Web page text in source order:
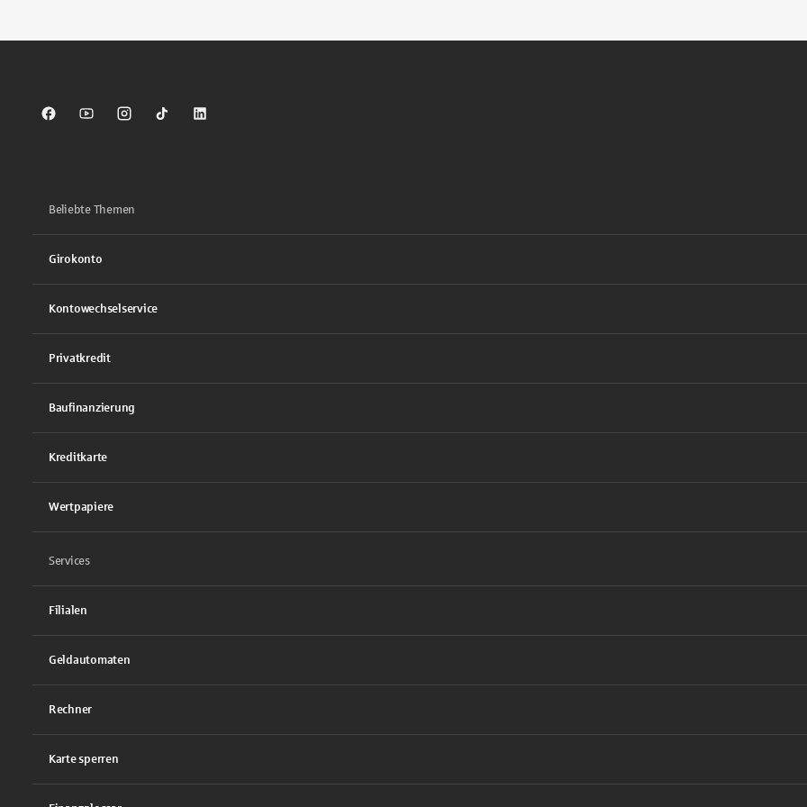
Sparkasse auf Facebook
Sparkasse auf Youtube
Sparkasse auf Instagram
Sparkasse auf TikTok
Sparkasse auf LinkedIn
Beliebte Themen
Girokonto
Kontowechselservice
Privatkredit
Baufinanzierung
Kreditkarte
Wertpapiere
Services
Filialen
Geldautomaten
Rechner
Karte sperren